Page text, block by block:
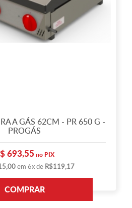
A GÁS 62CM - PR 650 G -
PROGÁS
693,55 no PIX
em 6x de R$119,17
COMPRAR